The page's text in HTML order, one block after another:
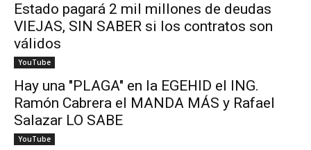
Estado pagará 2 mil millones de deudas
VIEJAS, SIN SABER si los contratos son
válidos
YouTube
Hay una "PLAGA" en la EGEHID el ING.
Ramón Cabrera el MANDA MÁS y Rafael
Salazar LO SABE
YouTube